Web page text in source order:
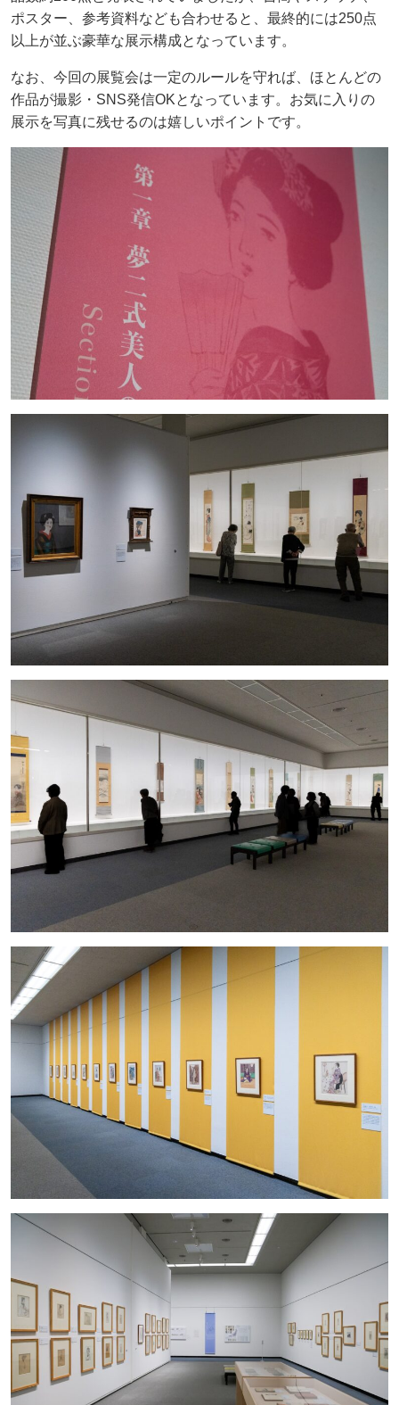
ポスター、参考資料なども合わせると、最終的には250点
以上が並ぶ豪華な展示構成となっています。
なお、今回の展覧会は一定のルールを守れば、ほとんどの
作品が撮影・SNS発信OKとなっています。お気に入りの
展示を写真に残せるのは嬉しいポイントです。